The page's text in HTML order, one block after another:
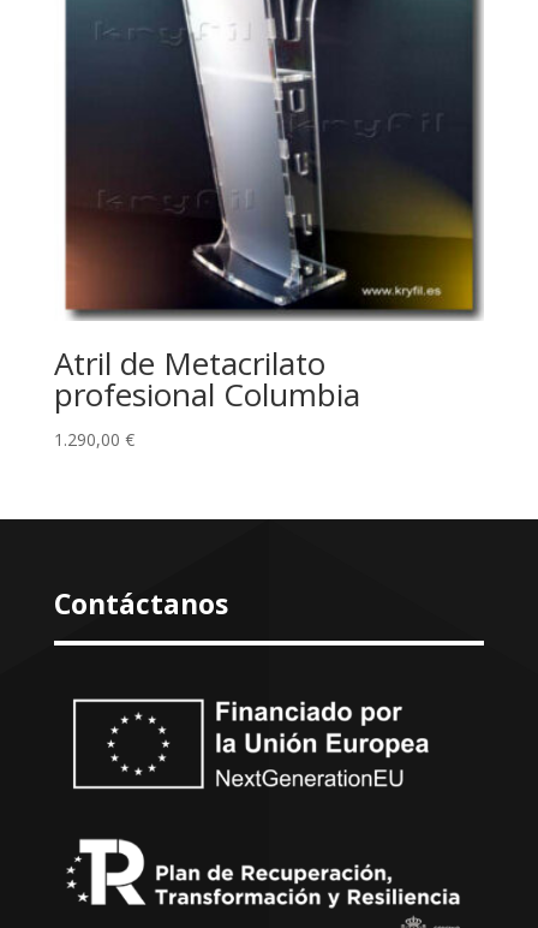
Atril de Metacrilato
profesional Columbia
1.290,00 €
Contáctanos